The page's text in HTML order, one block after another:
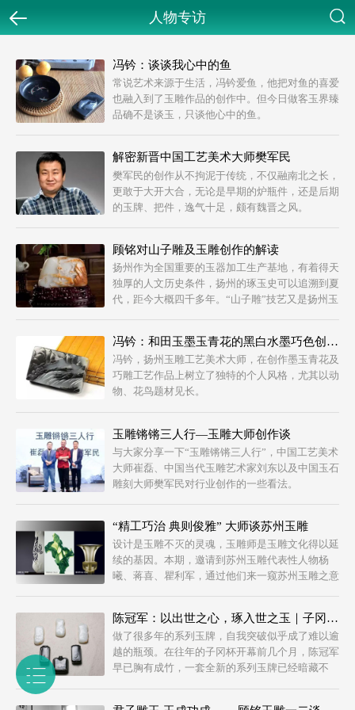
人物专访
冯钤：谈谈我心中的鱼
常说艺术来源于生活，冯钤爱鱼，他把对鱼的喜爱
也融入到了玉雕作品的创作中。但今日做客玉界臻
品确不是谈玉，只谈他心中的鱼。
解密新晋中国工艺美术大师樊军民
樊军民的创作从不拘泥于传统，不仅融南北之长，
更敢于大开大合，无论是早期的炉瓶件，还是后期
的玉牌、把件，逸气十足，颇有魏晋之风。
顾铭对山子雕及玉雕创作的解读
扬州作为全国重要的玉器加工生产基地，有着得天
独厚的人文历史条件，扬州的琢玉史可以追溯到夏
代，距今大概四千多年。“山子雕”技艺又是扬州玉
冯钤：和田玉墨玉青花的黑白水墨巧色创作浅谈
冯钤，扬州玉雕工艺美术大师，在创作墨玉青花及
巧雕工艺作品上树立了独特的个人风格，尤其以动
物、花鸟题材见长。
玉雕锵锵三人行—玉雕大师创作谈
与大家分享一下“玉雕锵锵三人行”，中国工艺美术
大师崔磊、中国当代玉雕艺术家刘东以及中国玉石
雕刻大师樊军民对行业创作的一些看法。
“精工巧治 典则俊雅” 大师谈苏州玉雕
设计是玉雕不灭的灵魂，玉雕师是玉雕文化得以延
续的基因。本期，邀请到苏州玉雕代表性人物杨
曦、蒋喜、瞿利军，通过他们来一窥苏州玉雕之意
陈冠军：以出世之心，琢入世之玉｜子冈杯2017系列
做了很多年的系列玉牌，自我突破似乎成了难以逾
越的瓶颈。在往年的子冈杯开幕前几个月，陈冠军
早已胸有成竹，一套全新的系列玉牌已经暗藏不